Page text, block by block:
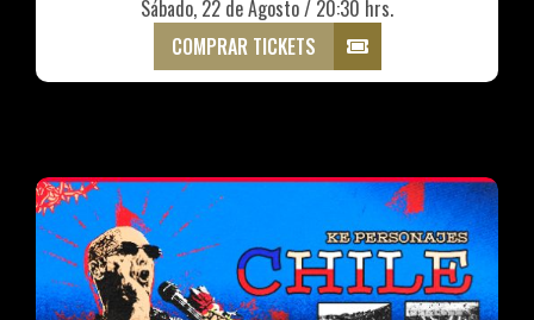
Sábado, 22 de Agosto / 20:30 hrs.
COMPRAR TICKETS